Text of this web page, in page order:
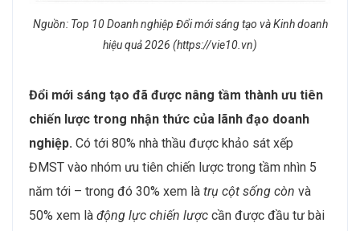
Nguồn: Top 10 Doanh nghiệp Đổi mới sáng tạo và Kinh doanh
hiệu quả 2026 (https://vie10.vn)
Đổi mới sáng tạo đã được nâng tầm thành ưu tiên
chiến lược trong nhận thức của lãnh đạo doanh
nghiệp. Có tới 80% nhà thầu được khảo sát xếp
ĐMST vào nhóm ưu tiên chiến lược trong tầm nhìn 5
năm tới – trong đó 30% xem là trụ cột sống còn và
50% xem là động lực chiến lược cần được đầu tư bài